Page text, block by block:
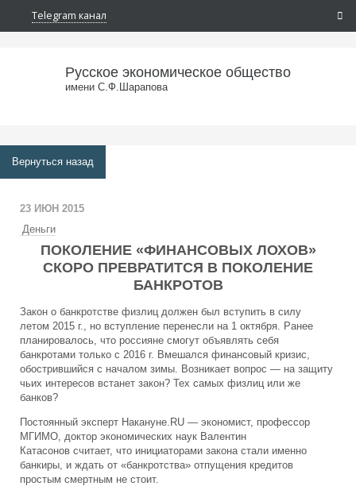
Telegram канал
Русское экономическое общество
имени С.Ф.Шарапова
Вернуться назад
23 ИЮН 2015
Деньги
ПОКОЛЕНИЕ «ФИНАНСОВЫХ ЛОХОВ»
СКОРО ПРЕВРАТИТСЯ В ПОКОЛЕНИЕ
БАНКРОТОВ
Закон о банкротстве физлицдолжен был вступить в силу
летом2015 г., но вступление перенесли на 1 октября. Ранее
планировалось, что россияне смогут объявлять себя
банкротами только с 2016 г. Вмешался финансовый кризис,
обострившийся с началом зимы. Возникает вопрос — на защиту
чьих интересов встанет закон? Тех самых физлиц или же
банков?
Постоянный эксперт Накануне.RU — экономист, профессор
МГИМО, доктор экономических наук Валентин
Катасонов считает, что инициаторами закона стали именно
банкиры, и ждать от «банкротства» отпущения кредитов
простым смертным не стоит.